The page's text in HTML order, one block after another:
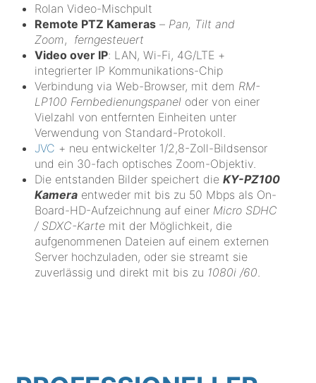
Rolan Video-Mischpult
Remote PTZ Kameras– Pan, Tilt and
Zoom, ferngesteuert
Video over IP: LAN, Wi-Fi, 4G/LTE +
integrierter IP Kommunikations-Chip
Verbindung via Web-Browser, mit dem RM-
LP100 Fernbedienungspaneloder von einer
Vielzahl von entfernten Einheiten unter
Verwendung von Standard-Protokoll.
JVC + neu entwickelter 1/2,8-Zoll-Bildsensor
und ein 30-fach optisches Zoom-Objektiv.
Die entstanden Bilder speichert die KY-PZ100
Kameraentweder mit bis zu 50 Mbps als On-
Board-HD-Aufzeichnung auf einer Micro SDHC
/ SDXC-Kartemit der Möglichkeit, die
aufgenommenen Dateien auf einem externen
Server hochzuladen, oder sie streamt sie
zuverlässig und direkt mit bis zu 1080i /60